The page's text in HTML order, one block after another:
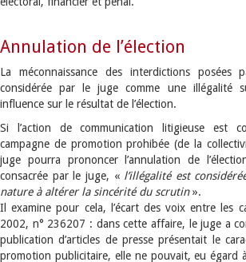
Annulation de l’élection
La méconnaissance des interdictions posées
considérée par le juge comme une illégalité
influence sur le résultat de l’élection.
Si l’action de communication litigieuse est
campagne de promotion prohibée (de la
juge pourra prononcer l’annulation de
consacrée par le juge, « l’illégalité est
nature à altérer la sincérité du scrutin».
Il examine pour cela, l’écart des voix entre les
2002, n° 236207 : dans cette affaire, le juge a
publication d’articles de presse présentait le
promotion publicitaire, elle ne pouvait, eu égard à